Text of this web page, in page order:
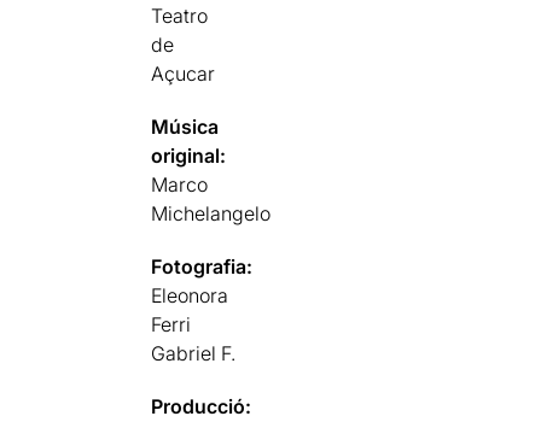
Teatro
de
Açucar
Música
original:
Marco
Michelangelo
Fotografia:
Eleonora
Ferri
Gabriel F.
Producció: